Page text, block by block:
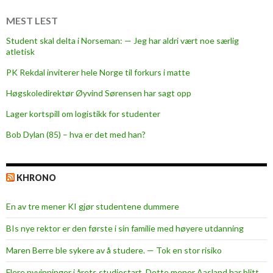
i
n
MEST LEST
Student skal delta i Norseman: — Jeg har aldri vært noe særlig
atletisk
PK Rekdal inviterer hele Norge til forkurs i matte
Høgskoledirektør Øyvind Sørensen har sagt opp
Lager kortspill om logistikk for studenter
Bob Dylan (85) – hva er det med han?
KHRONO
En av tre mener KI gjør studentene dummere
BIs nye rektor er den første i sin familie med høyere utdanning
Maren Berre ble sykere av å studere. — Tok en stor risiko